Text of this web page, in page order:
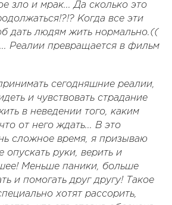
зло и мрак... Да сколько это
Когда все эти
дать людям жить нормально.((
Реалии превращается в фильм
сегодняшние реалии,
и чувствовать страдание
в неведении того, каким
от него ждать... В это
сложное время, я призываю
опускать руки, верить и
Меньше паники, больше
и помогать друг другу! Такое
хотят рассорить,